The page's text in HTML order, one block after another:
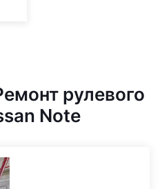
рулевого
Note